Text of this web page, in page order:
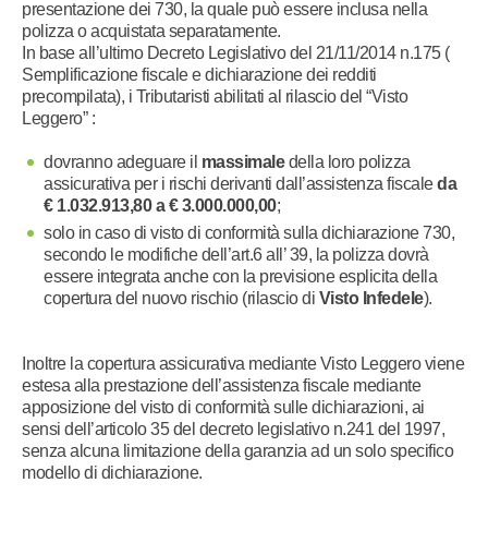
presentazione dei 730, la quale può essere inclusa nella
polizza o acquistata separatamente.
In base all’ultimo Decreto Legislativo del 21/11/2014 n.175 (
Semplificazione fiscale e dichiarazione dei redditi
precompilata), i Tributaristi abilitati al rilascio del “Visto
Leggero” :
dovranno adeguare il massimaledella loro polizza
assicurativa per i rischi derivanti dall’assistenza fiscaleda
€ 1.032.913,80 a € 3.000.000,00;
solo in caso di visto di conformità sulla dichiarazione 730,
secondo le modifiche dell’art.6 all’ 39, la polizza dovrà
essere integrata anche con la previsione esplicita della
copertura del nuovo rischio (rilascio di Visto Infedele).
Inoltre la copertura assicurativa mediante Visto Leggero viene
estesa alla prestazione dell’assistenza fiscale mediante
apposizione del visto di conformità sulle dichiarazioni, ai
sensi dell’articolo 35 del decreto legislativo n.241 del 1997,
senza alcuna limitazione della garanzia ad un solo specifico
modello di dichiarazione.